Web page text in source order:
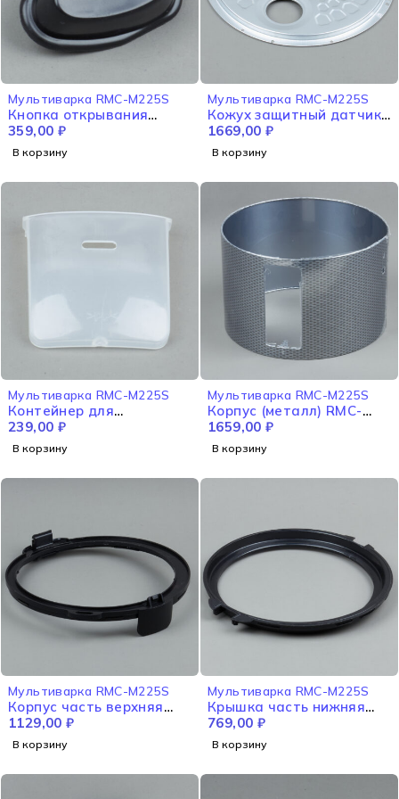
Мультиварка RMC-M225S
Кнопка открывания
крышки RMC-M225S
359,00 ₽
В корзину
Мультиварка RMC-M225S
Кожух защитный датчика
температурного RMC-
M225S
1669,00 ₽
В корзину
Мультиварка RMC-M225S
Контейнер для
конденсата RMC-M225S
239,00 ₽
В корзину
Мультиварка RMC-M225S
Корпус (металл) RMC-
M225S
1659,00 ₽
В корзину
Мультиварка RMC-M225S
Корпус часть верхняя
RMC-M225S
1129,00 ₽
В корзину
Мультиварка RMC-M225S
Крышка часть нижняя
RMC-M225S
769,00 ₽
В корзину